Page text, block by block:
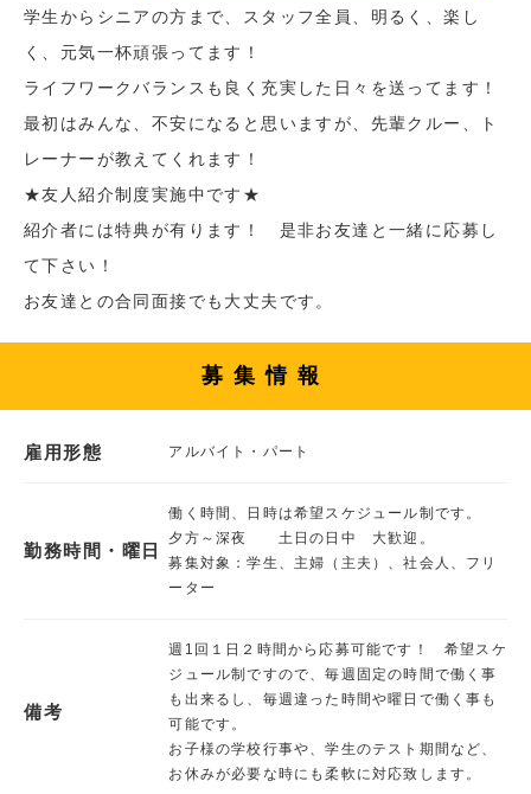
学生からシニアの方まで、スタッフ全員、明るく、楽し
く、元気一杯頑張ってます！
ライフワークバランスも良く充実した日々を送ってます！
最初はみんな、不安になると思いますが、先輩クルー、ト
レーナーが教えてくれます！
★友人紹介制度実施中です★
紹介者には特典が有ります！ 是非お友達と一緒に応募し
て下さい！
お友達との合同面接でも大丈夫です。
募集情報
雇用形態 アルバイト・パート
勤務時間・曜日
働く時間、日時は希望スケジュール制です。
夕方～深夜 土日の日中 大歓迎。
募集対象：学生、主婦（主夫）、社会人、フリ
ーター
備考
週1回１日２時間から応募可能です！ 希望スケ
ジュール制ですので、毎週固定の時間で働く事
も出来るし、毎週違った時間や曜日で働く事も
可能です。
お子様の学校行事や、学生のテスト期間など、
お休みが必要な時にも柔軟に対応致します。